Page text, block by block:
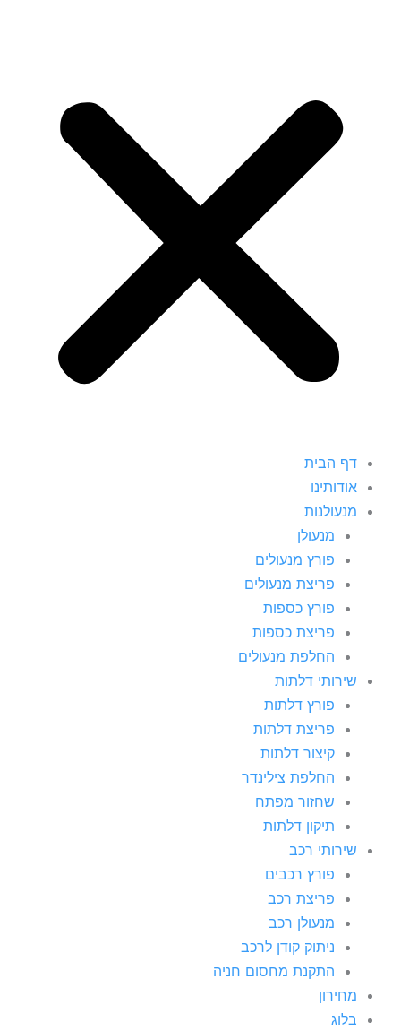
דף הבית
אודותינו
מנעולנות
מנעולן
פורץ מנעולים
פריצת מנעולים
פורץ כספות
פריצת כספות
החלפת מנעולים
שירותי דלתות
פורץ דלתות
פריצת דלתות
קיצור דלתות
החלפת צילינדר
שחזור מפתח
תיקון דלתות
שירותי רכב
פורץ רכבים
פריצת רכב
מנעולן רכב
ניתוק קודן לרכב
התקנת מחסום חניה
מחירון
בלוג